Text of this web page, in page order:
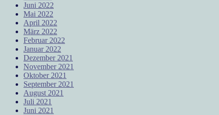
Juni 2022
Mai 2022
April 2022
März 2022
Februar 2022
Januar 2022
Dezember 2021
November 2021
Oktober 2021
September 2021
August 2021
Juli 2021
Juni 2021